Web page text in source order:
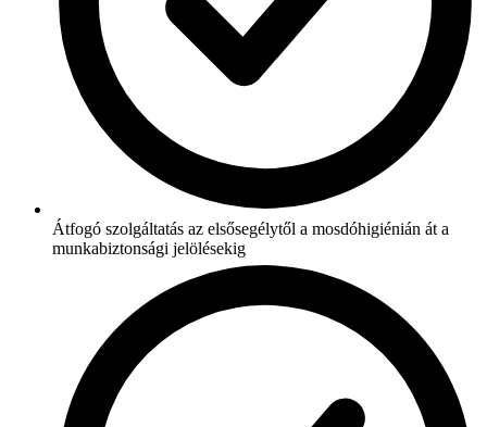
Átfogó szolgáltatás az elsősegélytől a mosdóhigiénián át a
munkabiztonsági jelölésekig